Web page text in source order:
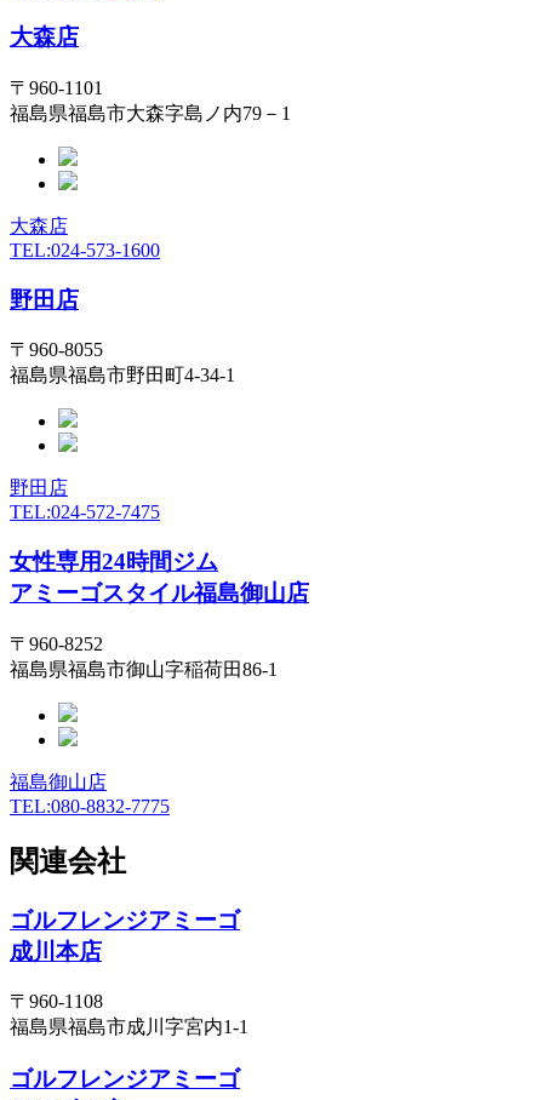
大森店
〒960-1101
福島県福島市大森字島ノ内79－1
大森店
TEL:024-573-1600
野田店
〒960-8055
福島県福島市野田町4-34-1
野田店
TEL:024-572-7475
女性専用24時間ジム
アミーゴスタイル福島御山店
〒960-8252
福島県福島市御山字稲荷田86-1
福島御山店
TEL:080-8832-7775
関連会社
ゴルフレンジアミーゴ
成川本店
〒960-1108
福島県福島市成川字宮内1-1
ゴルフレンジアミーゴ